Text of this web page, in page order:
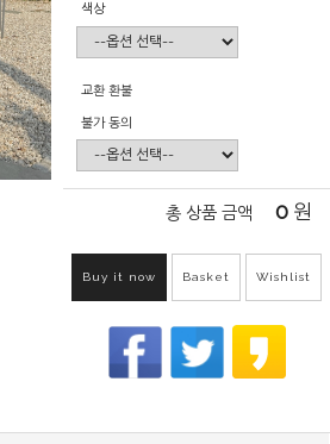
색상
교환 환불
불가 동의
총 상품 금액 0 원
Buy it now Basket Wishlist